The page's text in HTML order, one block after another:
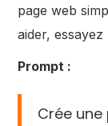
page web
aider,
Prompt :
Crée